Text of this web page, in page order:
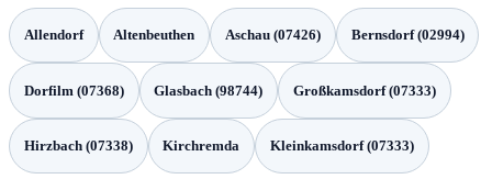
Allendorf Altenbeuthen Aschau (07426) Bernsdorf (02994)
Dorfilm (07368) Glasbach (98744) Großkamsdorf (07333)
Hirzbach (07338) Kirchremda Kleinkamsdorf (07333)